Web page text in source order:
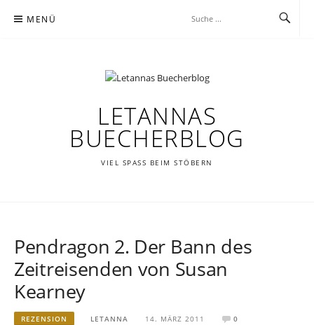
Inhalt MENÜ
LETANNAS
BUECHERBLOG
VIEL SPASS BEIM STÖBERN
Pendragon 2. Der Bann des
Zeitreisenden von Susan
Kearney
REZENSION LETANNA 14. MÄRZ 2011 0